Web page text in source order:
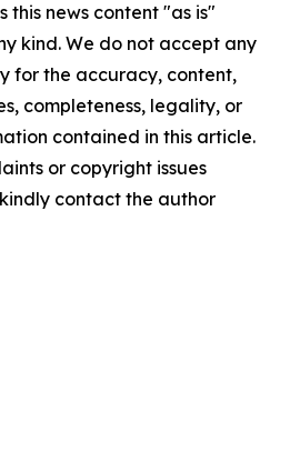
this news content "as is"
kind. We do not accept any
for the accuracy, content,
completeness, legality, or
contained in this article.
or copyright issues
contact the author